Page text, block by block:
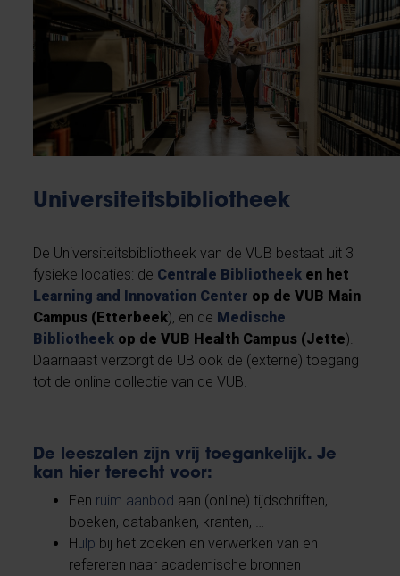
Universiteitsbibliotheek
De Universiteitsbibliotheek van de VUB bestaat uit 3
fysieke locaties: de Centrale Bibliotheek en het
Learning and Innovation Center op de VUB Main
Campus (Etterbeek), en de Medische
Bibliotheek op de VUB Health Campus (Jette).
Daarnaast verzorgt de UB ook de (externe) toegang
tot de online collectie van de VUB.
De leeszalen zijn vrij toegankelijk. Je
kan hier terecht voor:
Een ruim aanbod aan (online) tijdschriften,
boeken, databanken, kranten, …
Hulp bij het zoeken en verwerken van en
refereren naar academische bronnen